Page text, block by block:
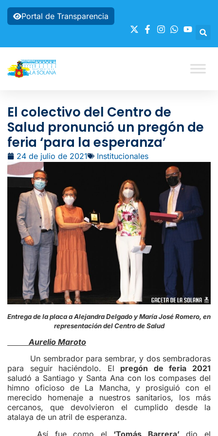
Portal de Transparencia
El colectivo del Centro de
Salud pronunció un pregón de
feria ‘para la esperanza’
24 de julio de 2021 Institucionales
Entrega de la placa a Alejandra Delgado y María José Romero, en
representación del Centro de Salud
Aurelio Maroto
Un sembrador para sembrar, y dos sembradoras
para seguir haciéndolo. El pregón de feria 2021
saludó a Santiago y Santa Ana con los compases del
himno oficioso de La Mancha, y prosiguió con el
merecido homenaje a nuestros sanitarios, los más
cercanos, que devolvieron el cumplido desde la
atalaya de un atril de esperanza.
Así fue como el ‘Tomás Barrera’dio el